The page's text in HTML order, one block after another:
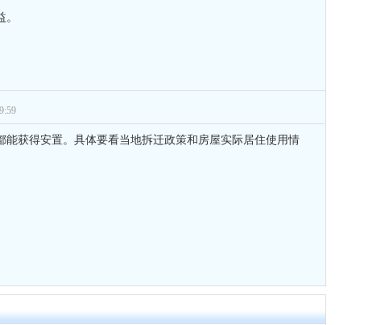
能获得安置。具体要看当地拆迁政策和房屋实际居住使用情